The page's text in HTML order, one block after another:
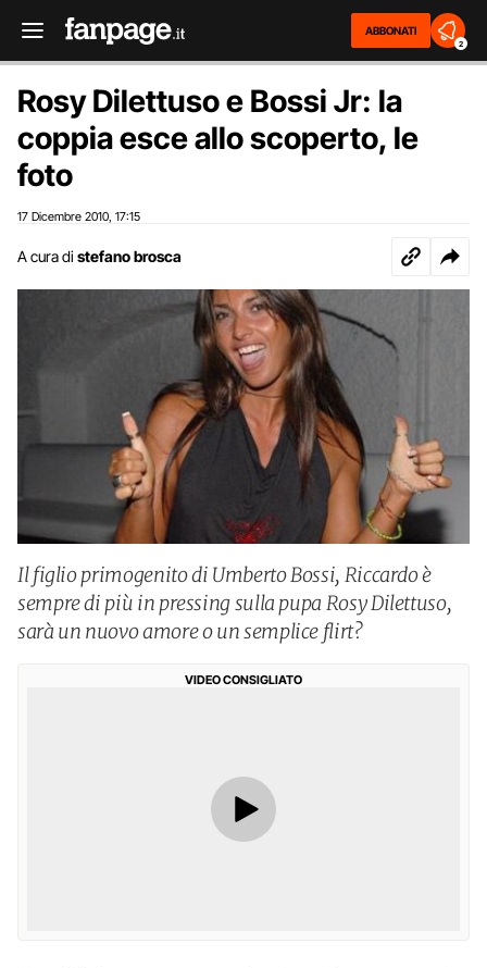
ABBONATI
2
Rosy Dilettuso e Bossi Jr: la
coppia esce allo scoperto, le
foto
17 Dicembre 2010 17:15
A cura di stefano brosca
Il figlio primogenito di Umberto Bossi, Riccardo è
sempre di più in pressing sulla pupa Rosy Dilettuso,
sarà un nuovo amore o un semplice flirt?
VIDEO CONSIGLIATO